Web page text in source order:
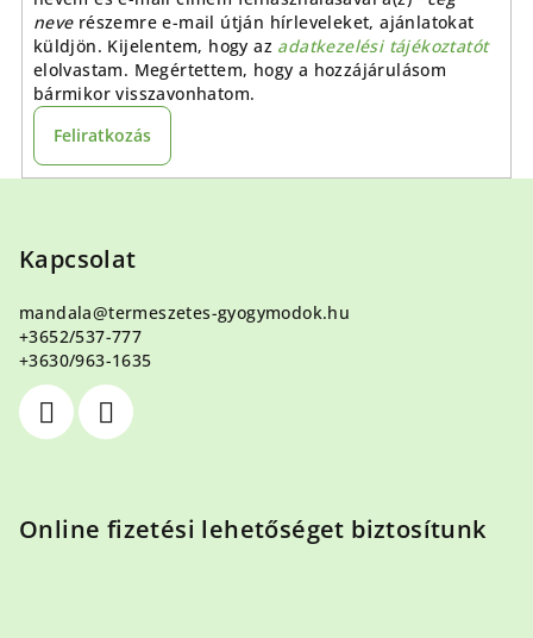
neverészemre e-mail útján hírleveleket, ajánlatokat
küldjön. Kijelentem, hogy az adatkezelési tájékoztatót
elolvastam. Megértettem, hogy a hozzájárulásom
bármikor visszavonhatom.
Feliratkozás
Kapcsolat
mandala@termeszetes-gyogymodok.hu
+3652/537-777
+3630/963-1635
Online fizetési lehetőséget biztosítunk